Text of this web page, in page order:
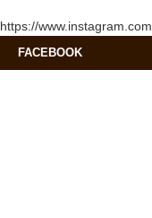
https://
FACEBOOK